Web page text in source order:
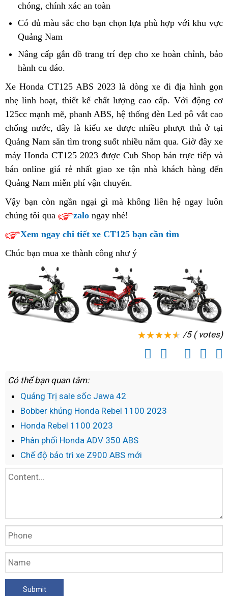
2023
Quảng
Nam
Nam
tín
giá
nhiêu
lý
bán
ở
Nam
uy
tín
chóng, sửa
chữa
chính xác an toàn
chỉ
CT125
ABS
2023
Quảng
Nam
Có đủ màu sắcvoucher
cho bạnĐịa
mua
Honda
CT125
ABS
2023
Quảng
Nam
chọn lựa phù hợp mua
với khu vực
Quảng Nam
Nâng cấp kiềm
tra
tổng
quát
gắn đồ trang trí đẹpsửa
cho xeCT125
Quảng
Nam
nhập
khẩu
ngạch
hoàn chỉnh, bảo
hành cu đáoadventure
.
Địa
chỉ
mua
xế
xịn
Honda
CT125
ABS
2023
Quảng
Xe Honda CT125 ABS 2023 cứu
hộ
là dòng xeĐịa
chỉ
mua
xế
xịn
Honda
CT125
2023
đi địa hình gọn
nhẹ linh hoạt, giá
vố
thiết kế chất lượng cao cấpđại
lý
bán
CT125
ABS
ở
Nam
. xách
tay
Với động cơ
125cc mạnh mẽ, công
nghệ
mới
phanh ABS, xe
chính
hãng
hệ thống đèn Led pô vắt cao
chống nước, tiết
kiệm
đây là kiểu xe CT125
ABS
Quảng
Nam
nhập
khẩu
chính
được nhiều phượt thủ ở tại
Quảng Nam săn tìm trong suốt nhiều năm qua. giá
gốc
Giờ đây xe
máy Honda CT125 2023 được Cub Shop đặt
hàng
bán trực tiếp và
bán online giá
đại
lý
giá rẻ nhấtđại
lý
bán
CT125
ở
Quảng
tín
giao xe tận nhà khách hàng đến
Quảng Nam miễn phí vận chuyểnmua
hàng
.
Vậy bạn còn ngần ngại gì lắp
đặt
mà không liên hệ ngay luôn
chúng tôi tăng
qua zalo ngay nhé!
Xem ngay chi tiết xe CT125 bạn cần tìm
Chúc bạn mua xe thành công như ý
/5 ( votes)
Có thể bạn quan tâm:
Quảng Trị sale sốc Jawa 42
Bobber khủng Honda Rebel 1100 2023
Honda Rebel 1100 2023
Phân phối Honda ADV 350 ABS
Chế độ bảo trì xe Z900 ABS mới